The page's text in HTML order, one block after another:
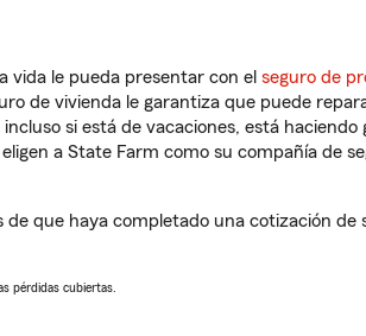
vida le pueda presentar con el seguro de
de vivienda le garantiza que puede
si está de vacaciones, está haciendo
a State Farm como su compañía de
que haya completado una cotización
pérdidas cubiertas.